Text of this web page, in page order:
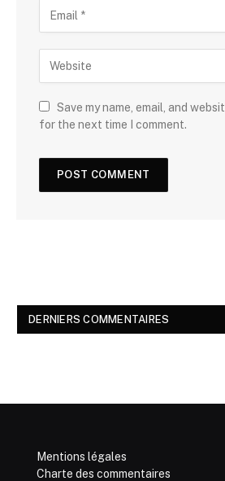
Save my name, email, and
for the next time I comment.
DERNIERS COMMENTAIRES
Mentions légales
Charte des commentaires